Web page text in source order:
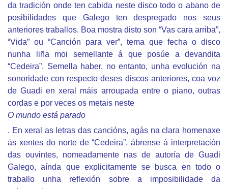
da tradición onde ten cabida neste disco todo o abano de
posibilidades que Galego ten despregado nos seus
anteriores traballos. Boa mostra disto son “Vas cara arriba”,
“Vida” ou “Canción para ver”, tema que fecha o disco
nunha liña moi semellante á que posúe a devandita
“Cedeira”. Semella haber, no entanto, unha evolución na
sonoridade con respecto deses discos anteriores, coa voz
de Guadi en xeral máis arroupada entre o piano, outras
cordas e por veces os metais neste
O mundo está parado
. En xeral as letras das cancións, agás na clara homenaxe
ás xentes do norte de “Cedeira”, ábrense á interpretación
das ouvintes, nomeadamente nas de autoría de Guadi
Galego, aínda que explicitamente se busca en todo o
traballo unha reflexión sobre a imposibilidade da